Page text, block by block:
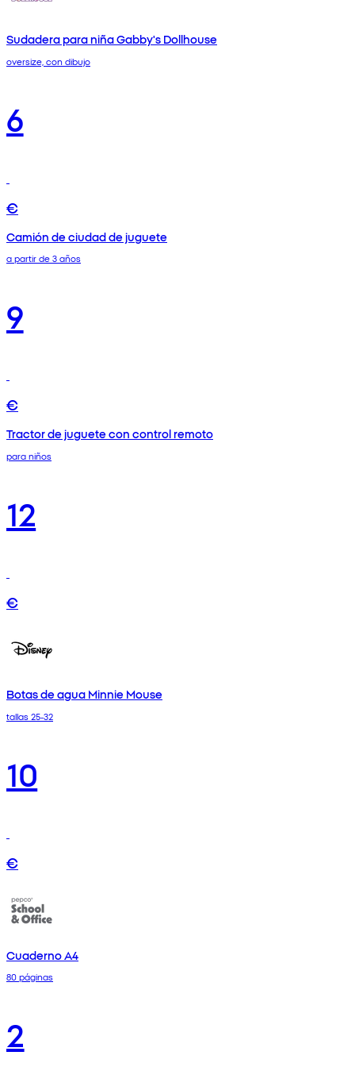
Sudadera para niña Gabby's Dollhouse
oversize, con dibujo
6
€
Camión de ciudad de juguete
a partir de 3 años
9
€
Tractor de juguete con control remoto
para niños
12
€
Botas de agua Minnie Mouse
tallas 25-32
10
€
Cuaderno A4
80 páginas
2